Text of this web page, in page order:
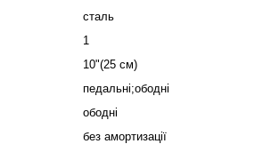
сталь
1
10"(25 см)
педальні;ободні
ободні
без амортизації